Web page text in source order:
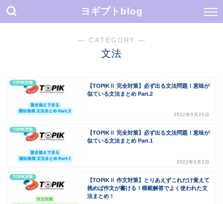
ヨギプトblog
― CATEGORY ―
文法
TOPIK対策
【TOPIKⅡ 完全対策】必ず出る文法問題！意味が
似ている文法まとめ Part.2
2022年9月25日
TOPIK対策
【TOPIKⅡ 完全対策】必ず出る文法問題！意味が
似ている文法まとめ Part.1
2022年9月3日
TOPIK対策
【TOPIKⅡ 作文対策】とりあえずこれだけ覚えて
挑めば作文が書ける！模範解答でよく使われた文
法まとめ！